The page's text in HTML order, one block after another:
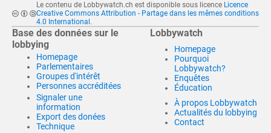
Le contenu de Lobbywatch.ch est disponible sous licence Licence
Creative Commons Attribution - Partage dans les mêmes conditions
4.0 International .
Base des données sur le
lobbying
Homepage
Parlementaires
Groupes d'intérêt
Personnes accréditées
Signaler une
information
Export des donées
Technique
Lobbywatch
Homepage
Pourquoi
Lobbywatch?
Enquêtes
Éducation
À propos Lobbywatch
Actualités du lobbying
Contact